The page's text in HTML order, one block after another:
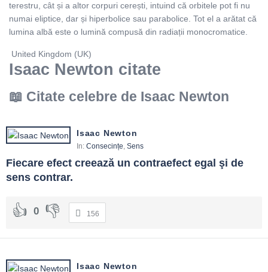
terestru, cât și a altor corpuri cerești, intuind că orbitele pot fi nu
numai eliptice, dar și hiperbolice sau parabolice. Tot el a arătat că
lumina albă este o lumină compusă din radiații monocromatice.
United Kingdom (UK)
Isaac Newton citate
Citate celebre de Isaac Newton
Isaac Newton
In: Consecințe, Sens
Fiecare efect creează un contraefect egal şi de
sens contrar.
0 156
Isaac Newton